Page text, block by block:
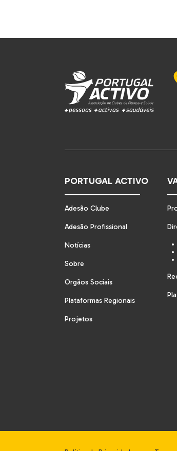
PORTUGAL ACTIVO
Adesão Clube
Adesão Profissional
Notícias
Sobre
Orgãos Sociais
Plataformas Regionais
Projetos